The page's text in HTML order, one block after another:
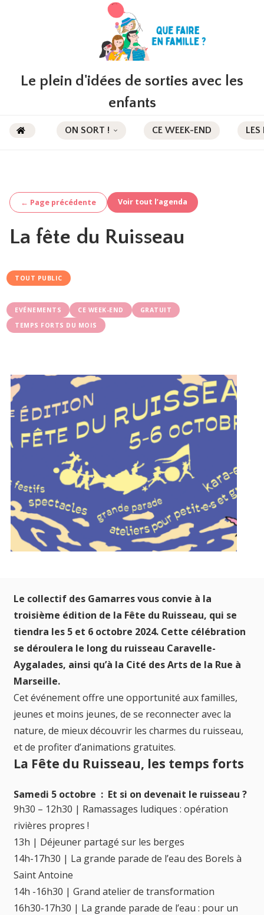
Le plein d'idées de sorties avec les
enfants
ON SORT ! CE WEEK-END LES
← Page précédente Voir tout l’agenda
La fête du Ruisseau
TOUT PUBLIC
EVÉNEMENTS CE WEEK-END
GRATUIT
TEMPS FORTS DU MOIS
Le collectif des Gamarres vous convie à la
troisième édition de la Fête du Ruisseau, qui se
tiendra les 5 et 6 octobre 2024. Cette célébration
se déroulera le long du ruisseau Caravelle-
Aygalades, ainsi qu’à la Cité des Arts de la Rue à
Marseille.
Cet événement offre une opportunité aux familles,
jeunes et moins jeunes, de se reconnecter avec la
nature, de mieux découvrir les charmes du ruisseau,
et de profiter d’animations gratuites.
La Fête du Ruisseau, les temps forts
Samedi 5 octobre : Et si on devenait le ruisseau ?
9h30 – 12h30 | Ramassages ludiques : opération
rivières propres !
13h | Déjeuner partagé sur les berges
14h-17h30 | La grande parade de l’eau des Borels à
Saint Antoine
14h -16h30 | Grand atelier de transformation
16h30-17h30 | La grande parade de l’eau : pour un